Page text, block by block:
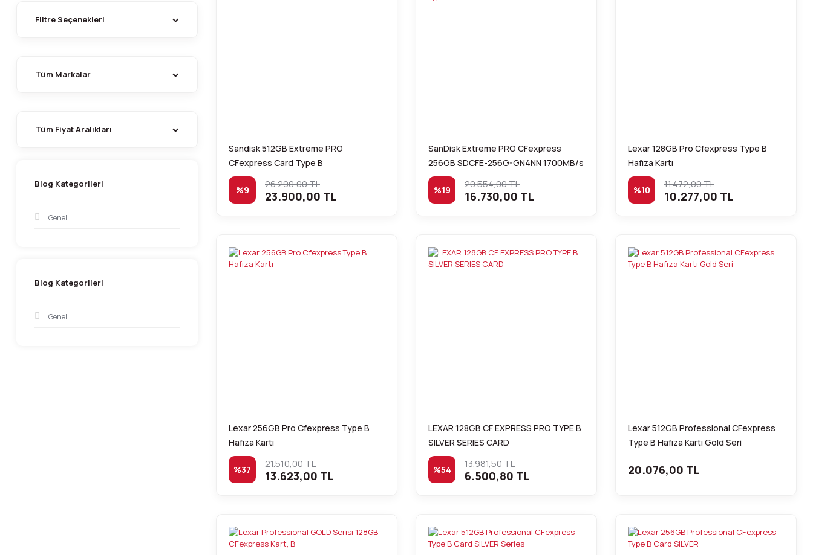
Filtre Seçenekleri
Tüm Markalar
Tüm Fiyat Aralıkları
Blog Kategorileri
Genel
Blog Kategorileri
Genel
Sandisk 512GB Extreme PRO
CFexpress Card Type B
%9 26.290,00 TL
23.900,00 TL
SanDisk Extreme PRO CFexpress
256GB SDCFE-256G-GN4NN 1700MB/s
Type B XQD 4K Hafıza Kartı
%19
20.554,00 TL
16.730,00 TL
Lexar 128GB Pro Cfexpress Type B
Hafıza Kartı
%10 11.472,00 TL
10.277,00 TL
Lexar 256GB Pro Cfexpress Type B
Hafıza Kartı
%37 21.510,00 TL
13.623,00 TL
LEXAR 128GB CF EXPRESS PRO TYPE B
SILVER SERIES CARD
%54 13.981,50 TL
6.500,80 TL
Lexar 512GB Professional CFexpress
Type B Hafıza Kartı Gold Seri
20.076,00 TL